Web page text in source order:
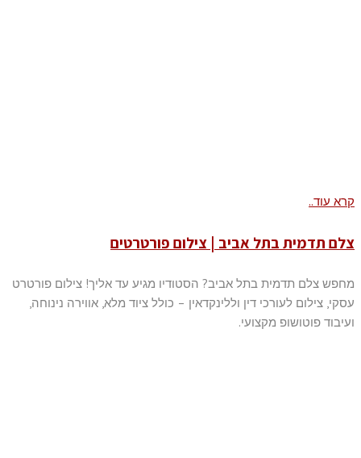
קרא עוד..
צלם תדמית בתל אביב | צילום פורטרטים
מחפש צלם תדמית בתל אביב? הסטודיו מגיע עד אליך! צילום פורטרט
עסקי, צילום לעורכי דין וללינקדאין – כולל ציוד מלא, אווירה נינוחה,
ועיבוד פוטושופ מקצועי.